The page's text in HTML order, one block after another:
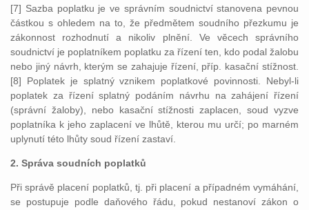
[7] Sazba poplatku je ve správním soudnictví stanovena pevnou
částkou s ohledem na to, že předmětem soudního přezkumu je
zákonnost rozhodnutí a nikoliv plnění. Ve věcech správního
soudnictví je poplatníkem poplatku za řízení ten, kdo podal žalobu
nebo jiný návrh, kterým se zahajuje řízení, příp. kasační stížnost.
[8] Poplatek je splatný vznikem poplatkové povinnosti. Nebyl-li
poplatek za řízení splatný podáním návrhu na zahájení řízení
(správní žaloby), nebo kasační stížnosti zaplacen, soud vyzve
poplatníka k jeho zaplacení ve lhůtě, kterou mu určí; po marném
uplynutí této lhůty soud řízení zastaví.
2. Správa soudních poplatků
Při správě placení poplatků, tj. při placení a případném vymáhání,
se postupuje podle daňového řádu, pokud nestanoví zákon o